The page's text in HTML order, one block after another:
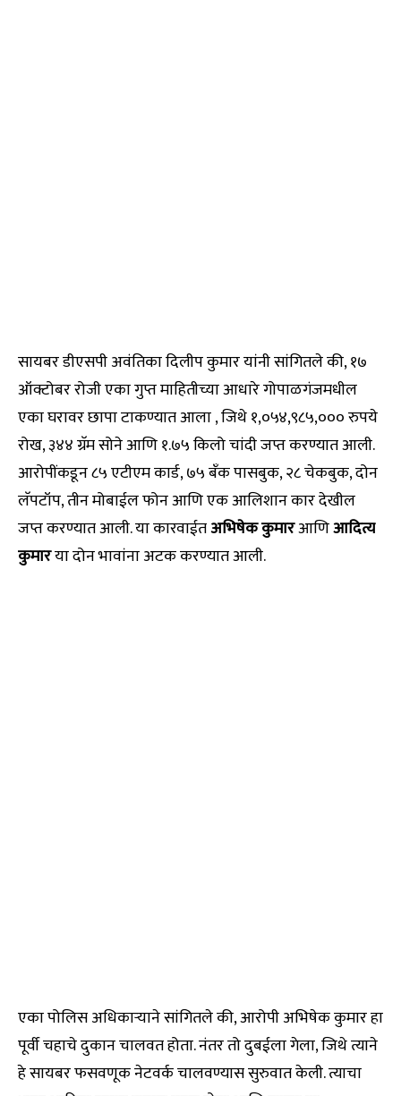
सायबर डीएसपी अवंतिका दिलीप कुमार यांनी सांगितले की, १७
ऑक्टोबर रोजी एका गुप्त माहितीच्या आधारे गोपाळगंजमधील
एका घरावर छापा टाकण्यात आला , जिथे १,०५४,९८५,००० रुपये
रोख, ३४४ ग्रॅम सोने आणि १.७५ किलो चांदी जप्त करण्यात आली.
आरोपींकडून ८५ एटीएम कार्ड, ७५ बँक पासबुक, २८ चेकबुक, दोन
लॅपटॉप, तीन मोबाईल फोन आणि एक आलिशान कार देखील
जप्त करण्यात आली. या कारवाईतअभिषेक कुमारआणिआदित्य
कुमारया दोन भावांना अटक करण्यात आली.
एका पोलिस अधिकाऱ्याने सांगितले की, आरोपी अभिषेक कुमार हा
पूर्वी चहाचे दुकान चालवत होता. नंतर तो दुबईला गेला, जिथे त्याने
हे सायबर फसवणूक नेटवर्क चालवण्यास सुरुवात केली. त्याचा